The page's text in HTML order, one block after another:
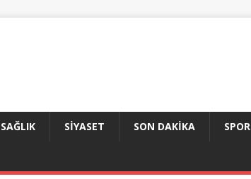
SAĞLIK SIYASET SON DAKIKA SPOR